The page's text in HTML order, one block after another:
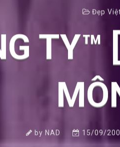
Đẹp
by NAD 15/09/